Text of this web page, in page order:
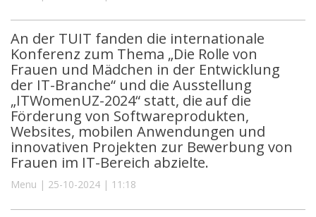
An der TUIT fanden die internationale
Konferenz zum Thema „Die Rolle von
Frauen und Mädchen in der Entwicklung
der IT-Branche“ und die Ausstellung
„ITWomenUZ-2024“ statt, die auf die
Förderung von Softwareprodukten,
Websites, mobilen Anwendungen und
innovativen Projekten zur Bewerbung von
Frauen im IT-Bereich abzielte.
Menu | 25-10-2024 | 11:18